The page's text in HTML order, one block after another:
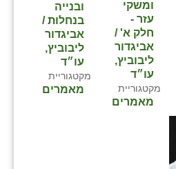
ובנייה
בנחלות /
אביגדור
ליבוביץ,
עו״ד
מקטגוריית
מאמרים
ומשקי
עזר -
חלק א' /
אביגדור
ליבוביץ,
עו״ד
מקטגוריית
מאמרים